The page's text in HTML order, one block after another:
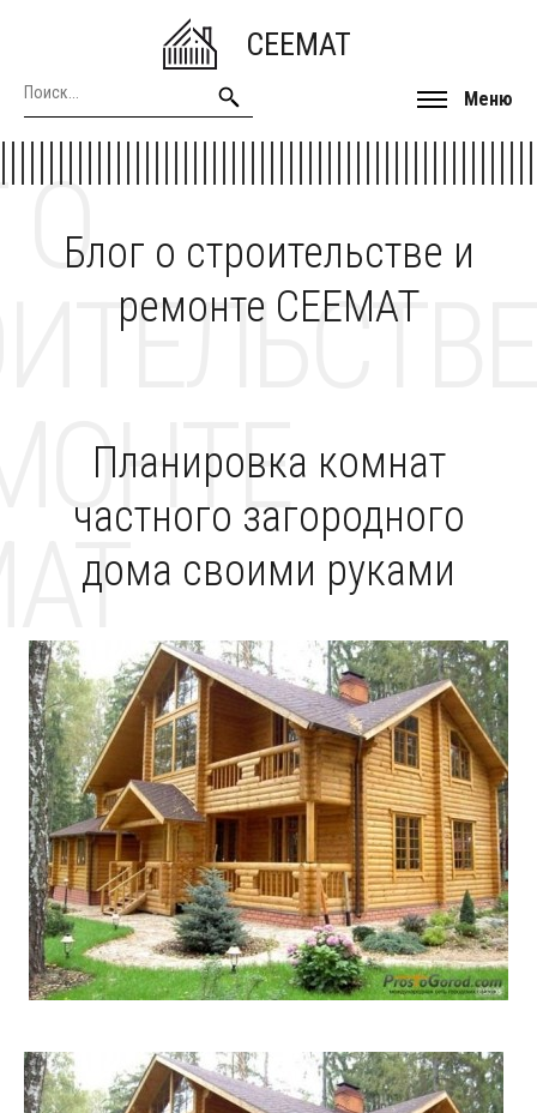
CEEMAT
Меню
Блог о строительстве и
ремонте CEEMAT
О
Планировка комнат
частного загородного
дома своими руками